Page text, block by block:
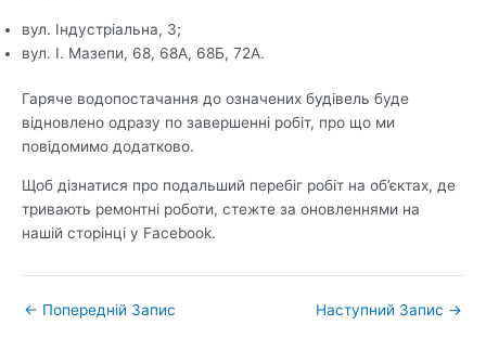
вул. Індустріальна, 3;
вул. І. Мазепи, 68, 68А, 68Б, 72А.
Гаряче водопостачання до означених будівель буде
відновлено одразу по завершенні робіт, про що ми
повідомимо додатково.
Щоб дізнатися про подальший перебіг робіт на об’єктах, де
тривають ремонтні роботи, стежте за оновленнями на
нашій сторінці у Facebook.
← Попередній Запис Наступний Запис →